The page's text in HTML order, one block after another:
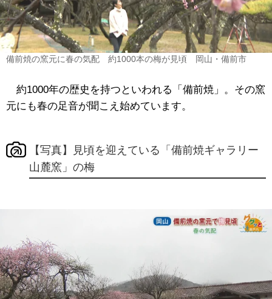
備前焼の窯元に春の気配 約1000本の梅が見頃 岡山・備前市
約1000年の歴史を持つといわれる「備前焼」。その窯
元にも春の足音が聞こえ始めています。
【写真】見頃を迎えている「備前焼ギャラリー
山麓窯」の梅